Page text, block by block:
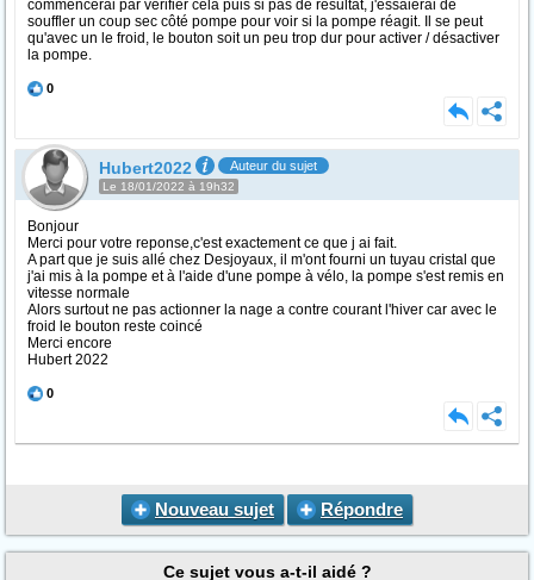
commencerai par vérifier cela puis si pas de résultat, j'essaierai de
souffler un coup sec côté pompe pour voir si la pompe réagit. Il se peut
qu'avec un le froid, le bouton soit un peu trop dur pour activer / désactiver
la pompe.
0
Hubert2022 Auteur du sujet
Le 18/01/2022 à 19h32
Bonjour
Merci pour votre reponse,c'est exactement ce que j ai fait.
A part que je suis allé chez Desjoyaux, il m'ont fourni un tuyau cristal que
j'ai mis à la pompe et à l'aide d'une pompe à vélo, la pompe s'est remis en
vitesse normale
Alors surtout ne pas actionner la nage a contre courant l'hiver car avec le
froid le bouton reste coincé
Merci encore
Hubert 2022
0
Nouveau sujet Répondre
Ce sujet vous a-t-il aidé ?